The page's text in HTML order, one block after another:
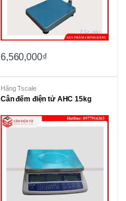
6,560,000₫
Hãng Tscale
Cân đếm điện tử AHC 15kg